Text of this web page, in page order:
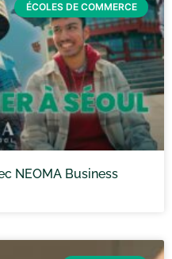
ÉCOLES DE COMMERCE
NEOMA Business